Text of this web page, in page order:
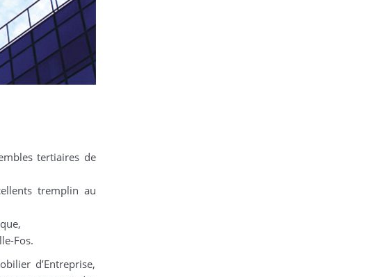
tertiaires de
tremplin au
Fos.
d’Entreprise,